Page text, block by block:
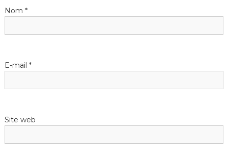
e
l
t
i
Nom *
E-mail *
Site web